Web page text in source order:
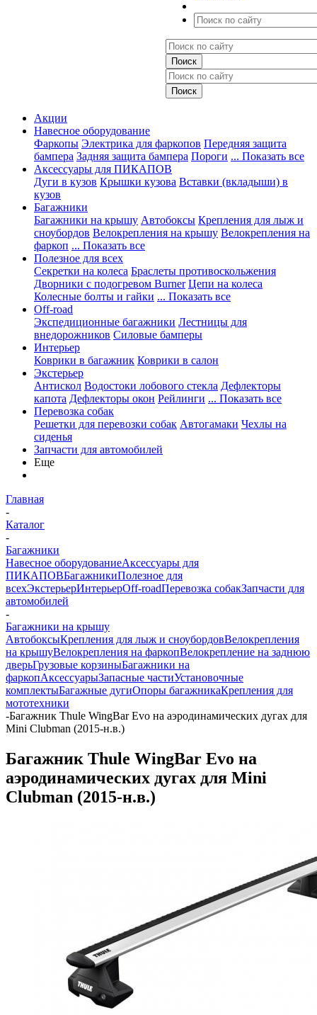
Акции
Навесное оборудование
Фаркопы Электрика для фаркопов Передняя защита
бампера Задняя защита бампера Пороги ... Показать все
Аксессуары для ПИКАПОВ
Дуги в кузов Крышки кузова Вставки (вкладыши) в
кузов
Багажники
Багажники на крышу Автобоксы Крепления для лыж и
сноубордов Велокрепления на крышу Велокрепления на
фаркоп ... Показать все
Полезное для всех
Секретки на колеса Браслеты противоскольжения
Дворники с подогревом Burner Цепи на колеса
Колесные болты и гайки ... Показать все
Off-road
Экспедиционные багажники Лестницы для
внедорожников Силовые бамперы
Интерьер
Коврики в багажник Коврики в салон
Экстерьер
Антискол Водостоки лобового стекла Дефлекторы
капота Дефлекторы окон Рейлинги ... Показать все
Перевозка собак
Решетки для перевозки собак Автогамаки Чехлы на
сиденья
Запчасти для автомобилей
Еще
Главная
-
Каталог
-
Багажники
Навесное оборудованиеАксессуары для
ПИКАПОВБагажникиПолезное для
всехЭкстерьерИнтерьерOff-roadПеревозка собакЗапчасти для
автомобилей
-
Багажники на крышу
АвтобоксыКрепления для лыж и сноубордовВелокрепления
на крышуВелокрепления на фаркопВелокрепление на заднюю
дверьГрузовые корзиныБагажники на
фаркопАксессуарыЗапасные частиУстановочные
комплектыБагажные дугиОпоры багажникаКрепления для
мототехники
-Багажник Thule WingBar Evo на аэродинамических дугах для
Mini Clubman (2015-н.в.)
Багажник Thule WingBar Evo на
аэродинамических дугах для Mini
Clubman (2015-н.в.)